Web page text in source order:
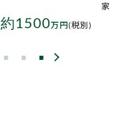
約1500万円(税別)
家 岐